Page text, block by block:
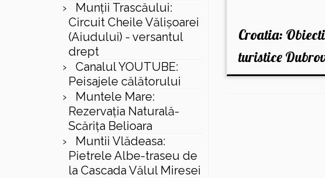
Munții Trascăului:
Circuit Cheile Vălișoarei
(Aiudului) - versantul
drept
Canalul YOUTUBE:
Peisajele călătorului
Muntele Mare:
Rezervaţia Naturală-
Scăriţa Belioara
Muntii Vlădeasa:
Pietrele Albe-traseu de
la Cascada Vălul Miresei
Croatia:
turistice